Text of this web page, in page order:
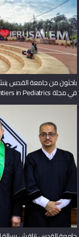
باحثون من جامعة القدس
في مجلة Frontiers in Pediatrics